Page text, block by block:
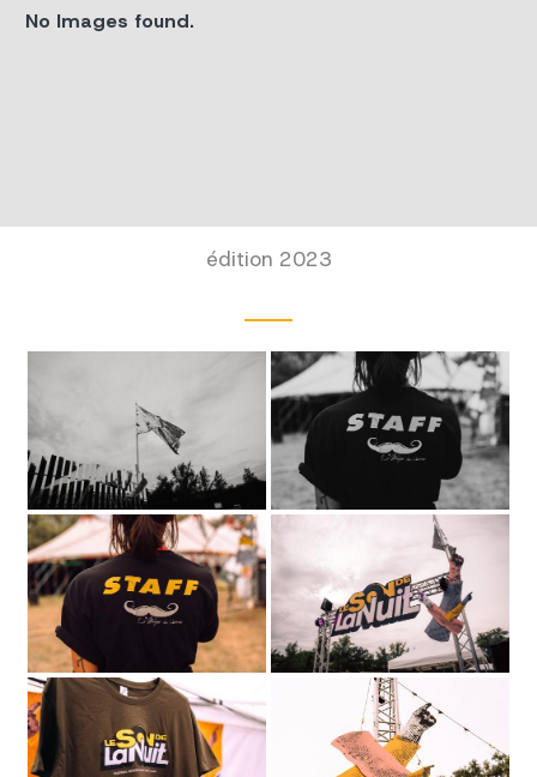
No Images found.
édition 2023